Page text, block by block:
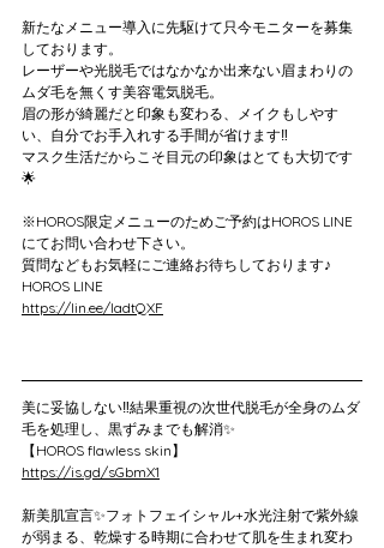
新たなメニュー導入に先駆けて只今モニターを募集
しております。
レーザーや光脱毛ではなかなか出来ない眉まわりの
ムダ毛を無くす美容電気脱毛。
眉の形が綺麗だと印象も変わる、メイクもしやす
い、自分でお手入れする手間が省けます‼️
マスク生活だからこそ目元の印象はとても大切です
🌟
※HOROS限定メニューのためご予約はHOROS LINE
にてお問い合わせ下さい。
質問などもお気軽にご連絡お待ちしております♪
HOROS LINE
https://lin.ee/ladtQXF
美に妥協しない‼️結果重視の次世代脱毛が全身のムダ
毛を処理し、黒ずみまでも解消✨
【HOROS flawless skin】
https://is.gd/sGbmX1
新美肌宣言✨フォトフェイシャル+水光注射で紫外線
が弱まる、乾燥する時期に合わせて肌を生まれ変わ